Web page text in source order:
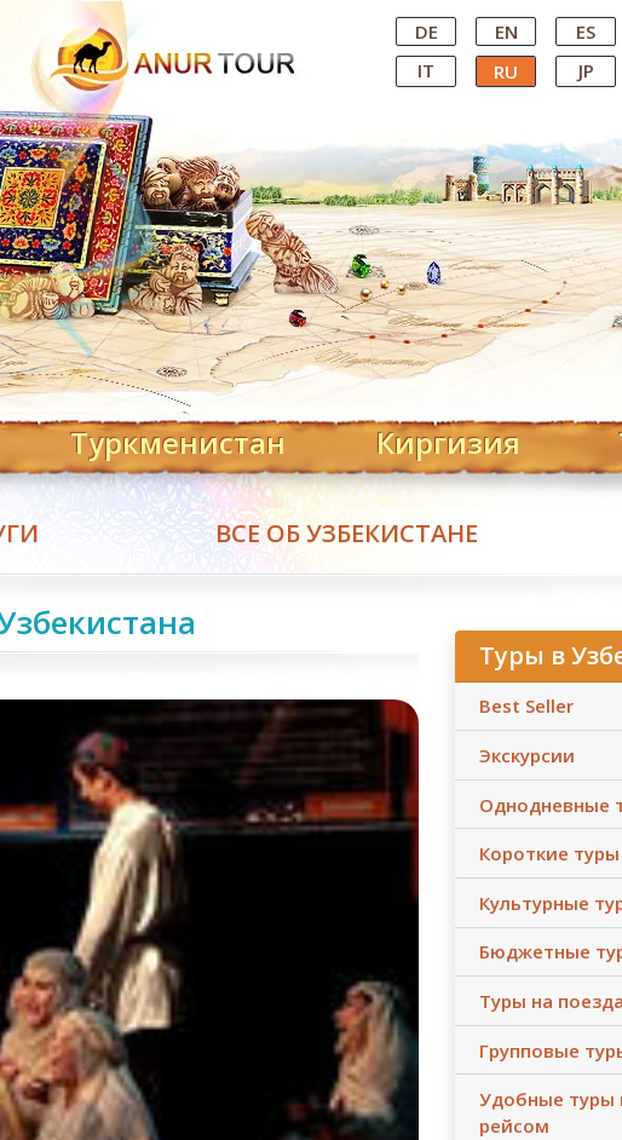
Central Asian Tour Operator DE EN ES
IT
RU JP
Туркменистан Киргизия
ВСЕ ОБ УЗБЕКИСТАНЕ
Туры в
Best Seller
Экскурсии
Однодневные
Короткие
Культурные
Бюджетные
Туры на
Групповые
Удобные туры
рейсом